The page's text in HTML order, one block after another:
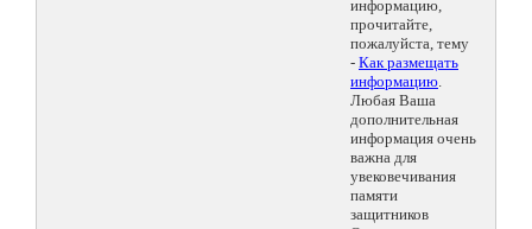
информацию,
прочитайте,
пожалуйста, тему
- Как размещать
информацию.
Любая Ваша
дополнительная
информация очень
важна для
увековечивания
памяти
защитников